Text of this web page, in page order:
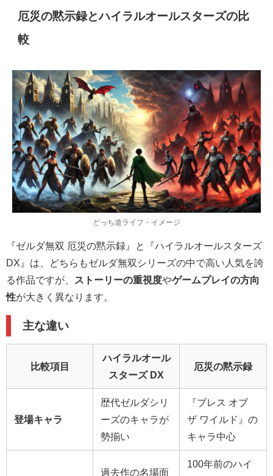
厄災の黙示録とハイラルオールスターズの比
較
どっち道ライフ・イメージ
『ゼルダ無双 厄災の黙示録』と『ハイラルオールスターズ
DX』は、どちらもゼルダ無双シリーズの中で高い人気を誇
る作品ですが、
ストーリーの重視度やゲームプレイの方向
性が大きく異なります。
主な違い
比較項目
ハイラルオール
スターズ DX
厄災の黙示録
登場キャラ
歴代ゼルダシリ
ーズのキャラが
勢揃い
『ブレス オブ
ザ ワイルド』の
キャラ中心
過去作の名場面
100年前のハイ